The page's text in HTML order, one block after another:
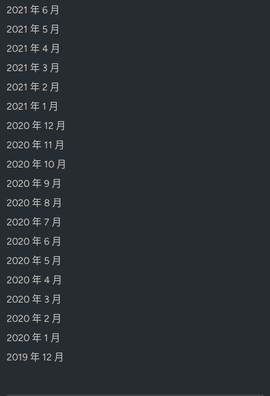
2021 年 6 月
2021 年 5 月
2021 年 4 月
2021 年 3 月
2021 年 2 月
2021 年 1 月
2020 年 12 月
2020 年 11 月
2020 年 10 月
2020 年 9 月
2020 年 8 月
2020 年 7 月
2020 年 6 月
2020 年 5 月
2020 年 4 月
2020 年 3 月
2020 年 2 月
2020 年 1 月
2019 年 12 月